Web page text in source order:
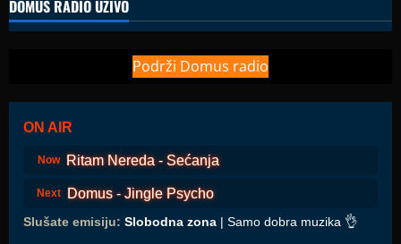
DOMUS RADIO UŽIVO
Podrži Domus radio
ON AIR
Now Ritam Nereda - Sećanja
Next Domus - Jingle Psycho
Slušate emisiju: Slobodna zona | Samo dobra muzika 👌